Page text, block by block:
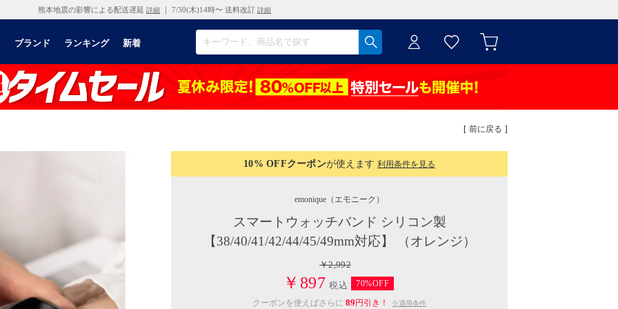
熊本地震の影響による配送遅延 詳細 ｜ 7/30(木)14時〜 送料改訂 詳細
ブランド ランキング 新着
[ 前に戻る ]
10% OFFクーポンが使えます 利用条件を見る
emonique （エモニーク）
スマートウォッチバンド シリコン製
【38/40/41/42/44/45/49mm対応】 （オレンジ）
￥2,992
￥897 税込
70%OFF
クーポンを使えばさらに 89円引き！ ※適用条件